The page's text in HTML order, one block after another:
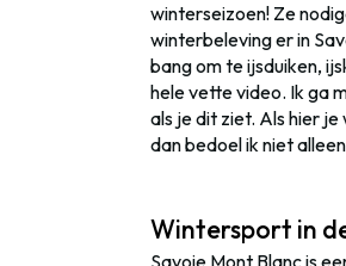
winterseizoen! Ze
winterbeleving er in
bang om te ijsduiken,
hele vette video. Ik ga
als je dit ziet. Als hier
dan bedoel ik niet
Wintersport in
Savoie Mont Blanc is